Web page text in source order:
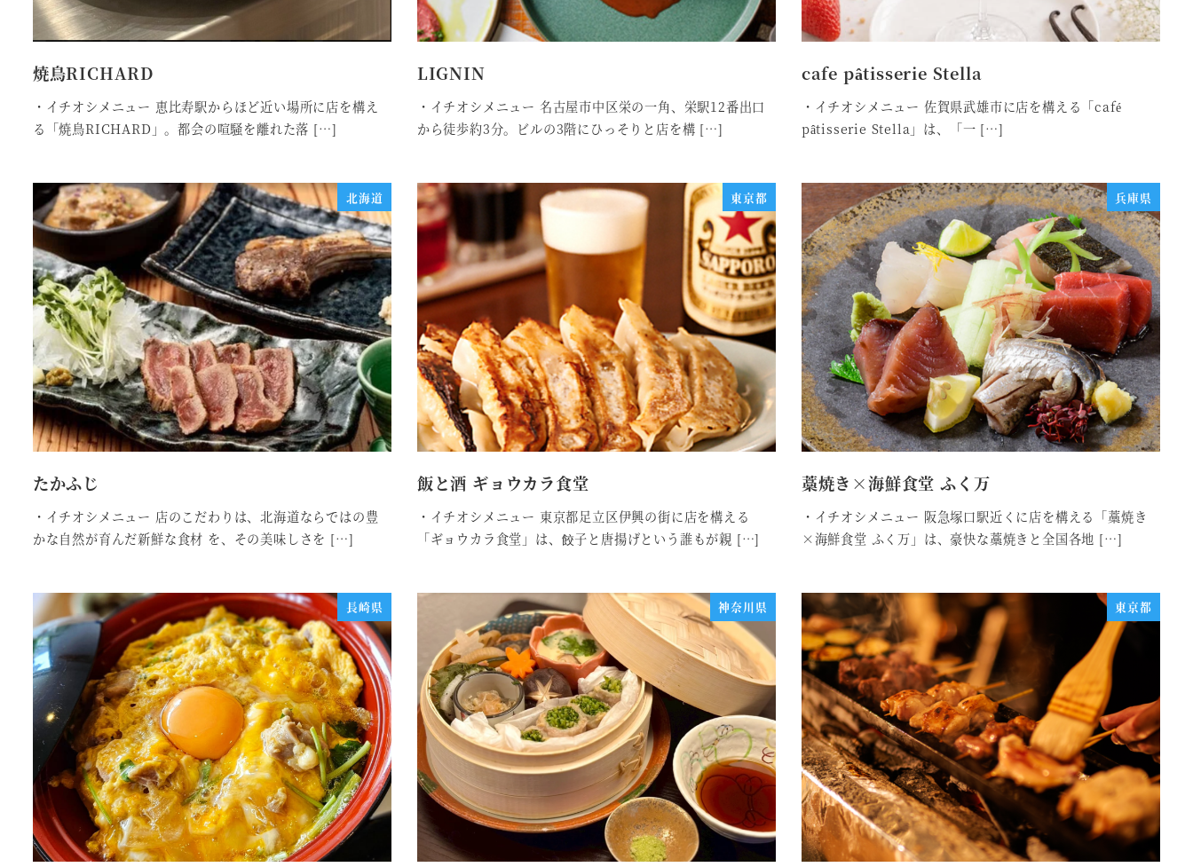
焼鳥RICHARD
・イチオシメニュー 恵比寿駅からほど近い場所に店を構え
る「焼鳥RICHARD」。都会の喧騒を離れた落 […]
LIGNIN
・イチオシメニュー 名古屋市中区栄の一角、栄駅12番出口
から徒歩約3分。ビルの3階にひっそりと店を構 […]
cafe pâtisserie Stella
・イチオシメニュー 佐賀県武雄市に店を構える「café
pâtisserie Stella」は、「一 […]
北海道
たかふじ
・イチオシメニュー 店のこだわりは、北海道ならではの豊
かな自然が育んだ新鮮な食材 を、その美味しさを […]
東京都
飯と酒 ギョウカラ食堂
・イチオシメニュー 東京都足立区伊興の街に店を構える
「ギョウカラ食堂」は、餃子と唐揚げという誰もが親 […]
兵庫県
藁焼き×海鮮食堂 ふく万
・イチオシメニュー 阪急塚口駅近くに店を構える「藁焼き
×海鮮食堂 ふく万」は、豪快な藁焼きと全国各地 […]
長崎県 神奈川県 東京都